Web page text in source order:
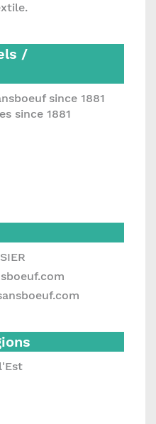
/
since 1881
since 1881